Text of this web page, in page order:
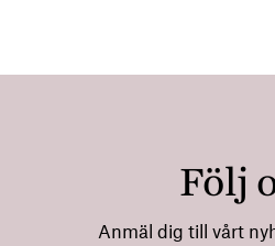
Följ
Anmäl dig till vårt